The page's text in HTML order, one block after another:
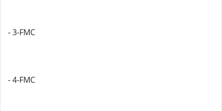
- 3-FMC
- 4-FMC